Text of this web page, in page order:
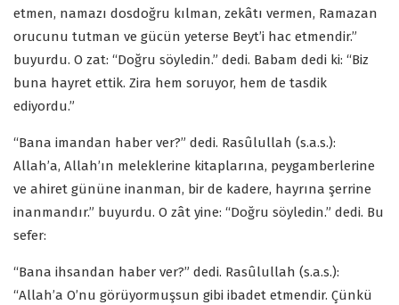
etmen, namazı dosdoğru kılman, zekâtı vermen, Ramazan
orucunu tutman ve gücün yeterse Beyt’i hac etmendir.”
buyurdu. O zat: “Doğru söyledin.” dedi. Babam dedi ki: “Biz
buna hayret ettik. Zira hem soruyor, hem de tasdik
ediyordu.”
“Bana imandan haber ver?” dedi. Rasûlullah (s.a.s.):
Allah’a, Allah’ın meleklerine kitaplarına, peygamberlerine
ve ahiret gününe inanman, bir de kadere, hayrına şerrine
inanmandır.” buyurdu. O zât yine: “Doğru söyledin.” dedi. Bu
sefer:
“Bana ihsandan haber ver?” dedi. Rasûlullah (s.a.s.):
“Allah’a O’nu görüyormuşsun gibi ibadet etmendir. Çünkü